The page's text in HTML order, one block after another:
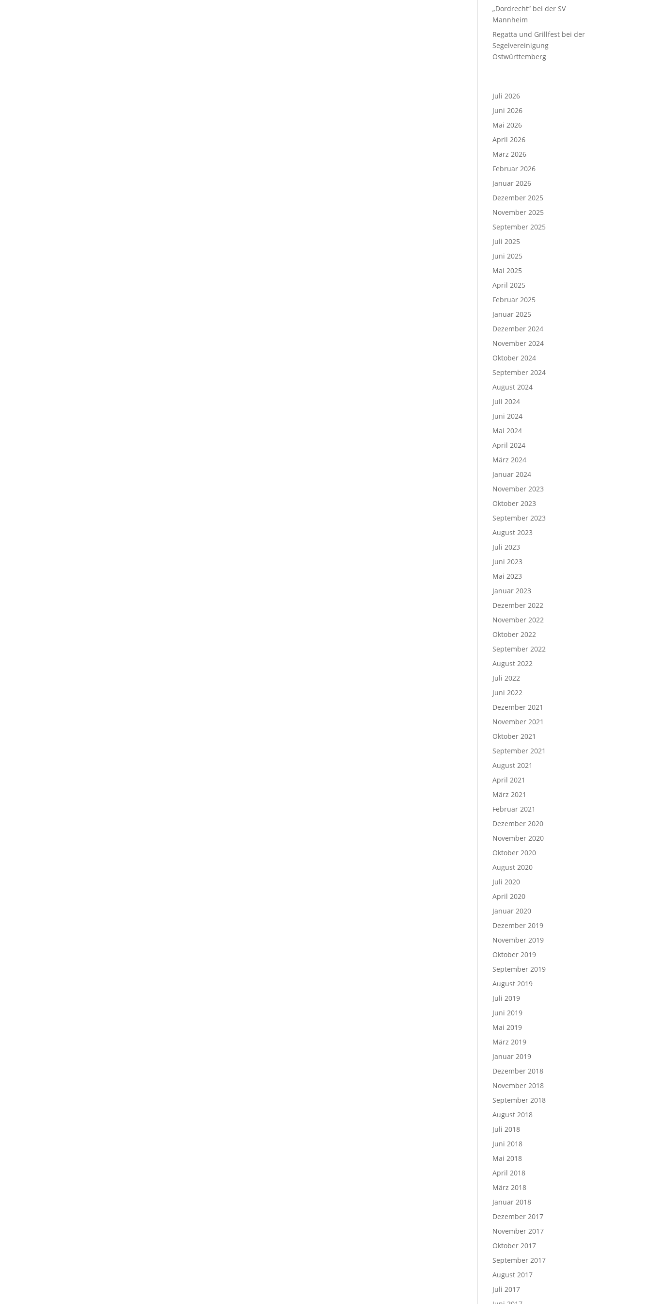
„Dordrecht“ bei der SV
Mannheim
Regatta und Grillfest bei der
Segelvereinigung
Ostwürttemberg
Juli 2026
Juni 2026
Mai 2026
April 2026
März 2026
Februar 2026
Januar 2026
Dezember 2025
November 2025
September 2025
Juli 2025
Juni 2025
Mai 2025
April 2025
Februar 2025
Januar 2025
Dezember 2024
November 2024
Oktober 2024
September 2024
August 2024
Juli 2024
Juni 2024
Mai 2024
April 2024
März 2024
Januar 2024
November 2023
Oktober 2023
September 2023
August 2023
Juli 2023
Juni 2023
Mai 2023
Januar 2023
Dezember 2022
November 2022
Oktober 2022
September 2022
August 2022
Juli 2022
Juni 2022
Dezember 2021
November 2021
Oktober 2021
September 2021
August 2021
April 2021
März 2021
Februar 2021
Dezember 2020
November 2020
Oktober 2020
August 2020
Juli 2020
April 2020
Januar 2020
Dezember 2019
November 2019
Oktober 2019
September 2019
August 2019
Juli 2019
Juni 2019
Mai 2019
März 2019
Januar 2019
Dezember 2018
November 2018
September 2018
August 2018
Juli 2018
Juni 2018
Mai 2018
April 2018
März 2018
Januar 2018
Dezember 2017
November 2017
Oktober 2017
September 2017
August 2017
Juli 2017